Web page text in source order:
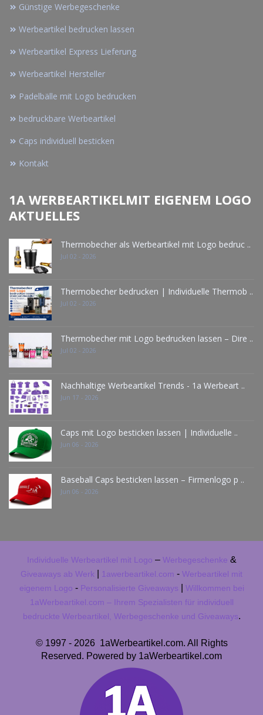
Günstige Werbegeschenke
Werbeartikel bedrucken lassen
Werbeartikel Express Lieferung
Werbeartikel Hersteller
Padelbälle mit Logo bedrucken
bedruckbare Werbeartikel
Caps individuell besticken
Kontakt
1A WERBEARTIKELMIT EIGENEM LOGO
AKTUELLES
Thermobecher als Werbeartikel mit Logo bedruc ..
Jul 02 - 2026
Thermobecher bedrucken | Individuelle Thermob ..
Jul 02 - 2026
Thermobecher mit Logo bedrucken lassen – Dire ..
Jul 02 - 2026
Nachhaltige Werbeartikel Trends - 1a Werbeart ..
Jun 17 - 2026
Caps mit Logo besticken lassen | Individuelle ..
Jun 06 - 2026
Baseball Caps besticken lassen – Firmenlogo p ..
Jun 06 - 2026
Individuelle Werbeartikel mit Logo – Werbegeschenke &
Giveaways ab Werk 1awerbeartikel.com - Werbeartikel mit
eigenem Logo - Personalisierte Giveaways
Willkommen bei
1aWerbeartikel.com – Ihrem Spezialisten für individuell
bedruckte Werbeartikel, Werbegeschenke und Giveaways.
© 1997 - 2026 1aWerbeartikel.com. All Rights
Reserved. Powered by 1aWerbeartikel.com